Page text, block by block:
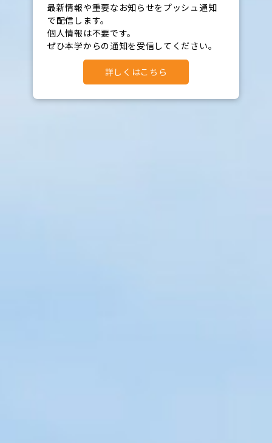
最新情報や重要なお知らせをプッシュ通知
で配信します。
個人情報は不要です。
ぜひ本学からの通知を受信してください。
詳しくはこちら